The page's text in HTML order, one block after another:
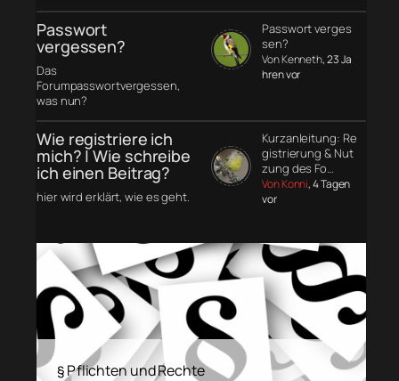
Passwort
vergessen?
Das
Forumpasswortvergessen,
was nun?
Passwort verges
sen?
Von Kenneth, 23 Ja
hren vor
Wie registriere ich
mich? | Wie schreibe
ich einen Beitrag?
hier wird erklärt, wie es geht.
Kurzanleitung: Re
gistrierung & Nut
zung des Fo…
Von Konni, 4 Tagen
vor
§ Pflichten und Rechte